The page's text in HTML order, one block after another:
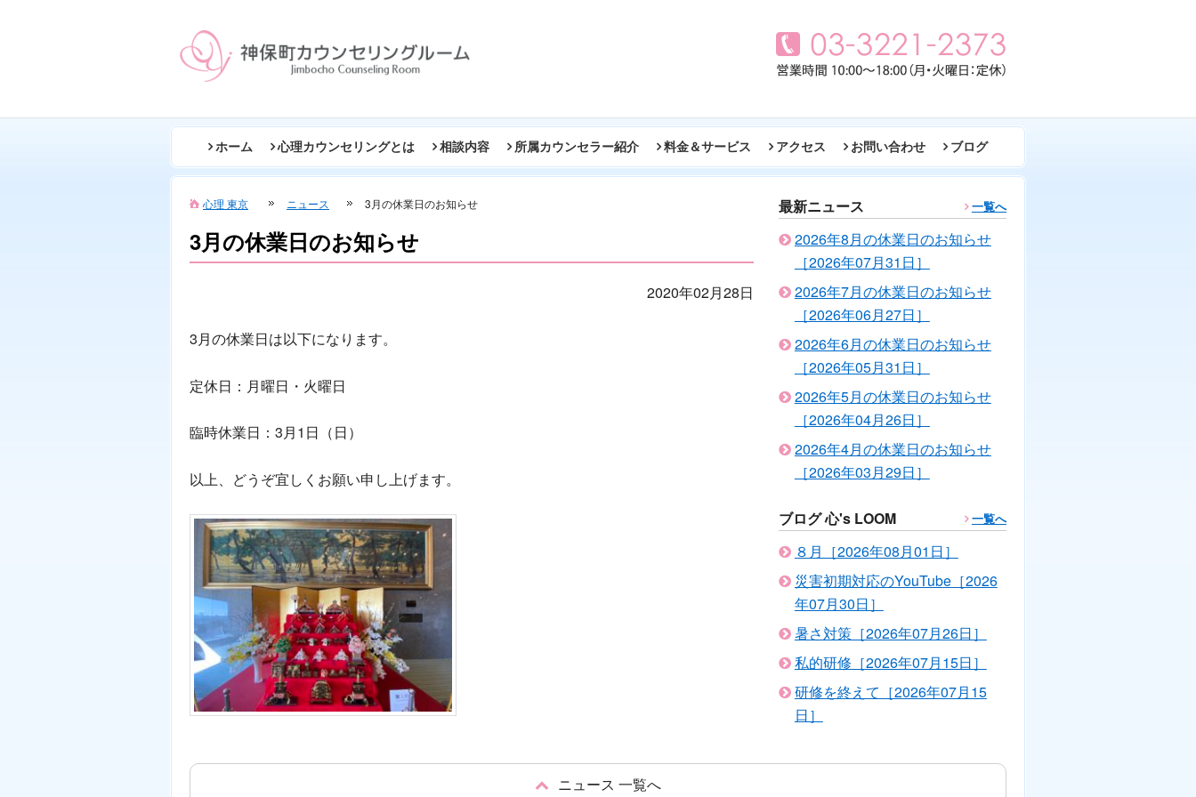
ホーム 心理カウンセリングとは 相談内容 所属カウンセラー紹介 料金＆サービス アクセス お問い合わせ ブログ
心理 東京 ニュース 3月の休業日のお知らせ
3月の休業日のお知らせ
2020年02月28日
3月の休業日は以下になります。
定休日：月曜日・火曜日
臨時休業日：3月1日（日）
以上、どうぞ宜しくお願い申し上げます。
最新ニュース 一覧へ
2026年8月の休業日のお知らせ
［2026年07月31日］
2026年7月の休業日のお知らせ
［2026年06月27日］
2026年6月の休業日のお知らせ
［2026年05月31日］
2026年5月の休業日のお知らせ
［2026年04月26日］
2026年4月の休業日のお知らせ
［2026年03月29日］
ブログ 心's LOOM 一覧へ
８月［2026年08月01日］
災害初期対応のYouTube［2026
年07月30日］
暑さ対策［2026年07月26日］
私的研修［2026年07月15日］
研修を終えて［2026年07月15
日］
ニュース 一覧へ